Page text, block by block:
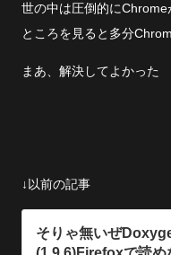
世の中は圧倒的に
ところを見ると多分
まあ、解決してよかった
↓以前の記事
そりゃ無いぜ